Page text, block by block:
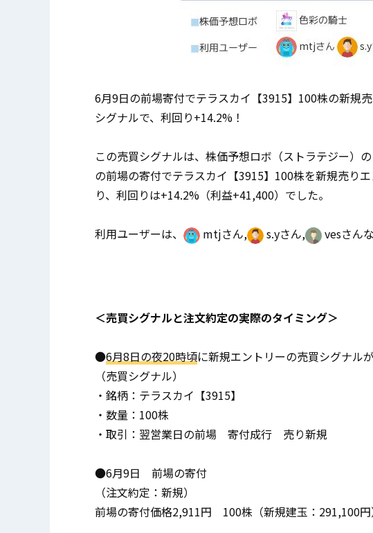
6月9日の前場寄付でテラスカイ【3915】100株の新規
シグナルで、利回り+14.2%！
この売買シグナルは、株価予想ロボ（ストラテジー）
の前場の寄付でテラスカイ【3915】100株を新規売り
り、利回りは+14.2%（利益+41,400）でした。
利用ユーザーは、 mtjさん, s.yさん, vesさんな
＜売買シグナルと注文約定の実際のタイミング＞
●6月8日の夜20時頃に新規エントリーの売買シグナル
（売買シグナル）
・銘柄：テラスカイ【3915】
・数量：100株
・取引：翌営業日の前場 寄付成行 売り新規
●6月9日 前場の寄付
（注文約定：新規）
前場の寄付価格2,911円 100株（新規建玉：291,100円